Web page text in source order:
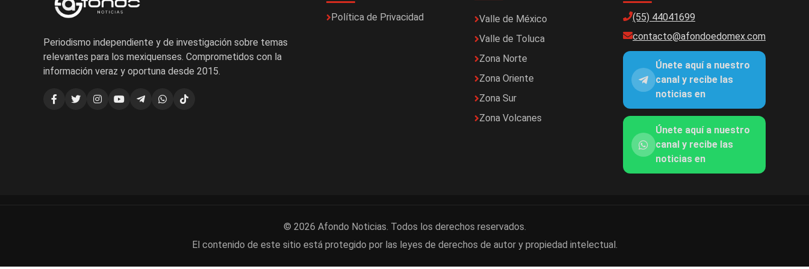
Periodismo independiente y de investigación sobre temas
relevantes para los mexiquenses. Comprometidos con la
información veraz y oportuna desde 2015.
Política de Privacidad
Valle de México
Valle de Toluca
Zona Norte
Zona Oriente
Zona Sur
Zona Volcanes
(55) 44041699
contacto@afondoedomex.com
Únete aquí a nuestro
canal y recibe las
noticias en
Únete aquí a nuestro
canal y recibe las
noticias en
© 2026 Afondo Noticias. Todos los derechos reservados.
El contenido de este sitio está protegido por las leyes de derechos de autor y propiedad intelectual.